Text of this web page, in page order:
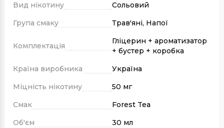
Вид нікотину
Сольовий
Група смаку
Трав'яні, Напої
Комплектація
Гліцерин + ароматизатор
+ бустер + коробка
Країна виробника
Україна
Міцність нікотину
50 мг
Смак
Forest Tea
Об'єм
30 мл